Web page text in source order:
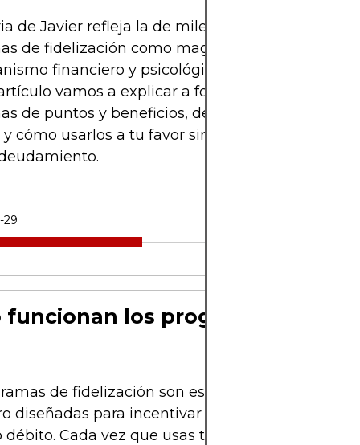
de Javier refleja la de miles de personas que
de fidelización como magia, cuando en
financiero y psicológico muy estudiado.
vamos a explicar a fondo cómo
de puntos y beneficios, de dónde provienen
cómo usarlos a tu favor sin caer en el
funcionan los programas
de fidelización son estrategias de
diseñadas para incentivar el uso de las tarjetas
débito. Cada vez que usas tu tarjeta, acumulas